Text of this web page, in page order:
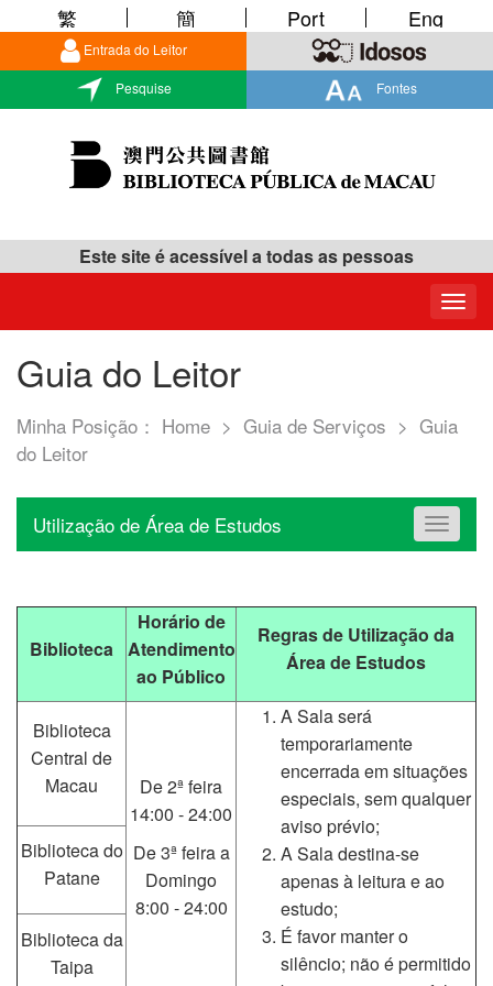
Entrada do Leitor
Pesquise Fontes
繁 簡 Port Eng
Este site é acessível a todas as pessoas
Guia do Leitor
Minha Posição： Home > Guia de Serviços > Guia
do Leitor
Utilização de Área de Estudos
Toggle
Biblioteca
Horário de
Atendimento
ao Público
Regras de Utilização da
Área de Estudos
Biblioteca
Central de
Macau
De 2ª feira
14:00 - 24:00
De 3ª feira a
Domingo
8:00 - 24:00
A Sala será
temporariamente
encerrada em situações
especiais, sem qualquer
aviso prévio;
A Sala destina-se
apenas à leitura e ao
estudo;
É favor manter o
silêncio; não é permitido
Biblioteca do
Patane
Biblioteca da
Taipa